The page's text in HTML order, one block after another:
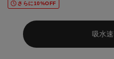
さらに10%OFF
吸水